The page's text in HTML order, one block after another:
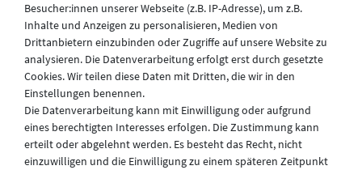
Widerruf
Datenschutz
Versand
Besucher:innen unserer Webseite (z.B. IP-Adresse), um z.B.
Inhalte und Anzeigen zu personalisieren, Medien von
Drittanbietern einzubinden oder Zugriffe auf unsere Website zu
analysieren. Die Datenverarbeitung erfolgt erst durch gesetzte
Cookies. Wir teilen diese Daten mit Dritten, die wir in den
Einstellungen benennen.
Die Datenverarbeitung kann mit Einwilligung oder aufgrund
eines berechtigten Interesses erfolgen. Die Zustimmung kann
erteilt oder abgelehnt werden. Es besteht das Recht, nicht
einzuwilligen und die Einwilligung zu einem späteren Zeitpunkt